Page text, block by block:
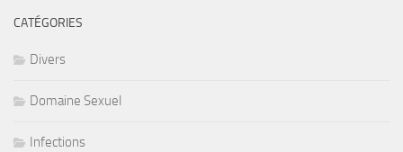
CATÉGORIES
Divers
Domaine Sexuel
Infections